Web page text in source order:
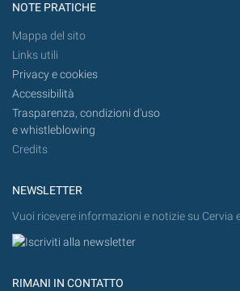
NOTE PRATICHE
Mappa del sito
Links utili
Privacy e cookies
Accessibilità
Trasparenza, condizioni d'uso
e whistleblowing
Credits
NEWSLETTER
Vuoi ricevere informazioni e notizie su Cervia
RIMANI IN CONTATTO